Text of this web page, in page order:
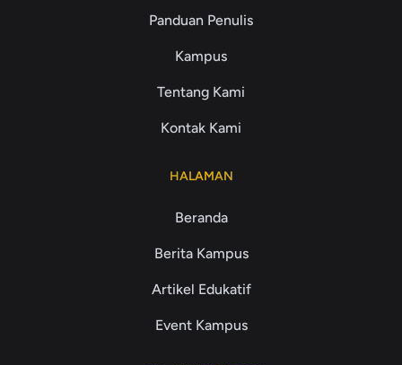
Panduan Penulis
Kampus
Tentang Kami
Kontak Kami
HALAMAN
Beranda
Berita Kampus
Artikel Edukatif
Event Kampus